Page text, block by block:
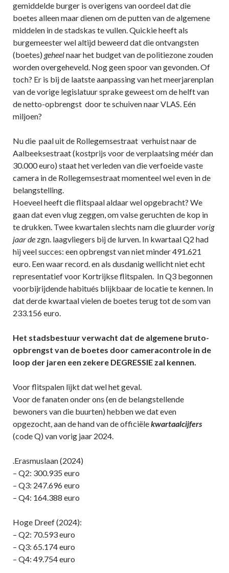
gemiddelde burger is overigens van oordeel dat die
boetes alleen maar dienen om de putten van de algemene
middelen in de stadskas te vullen. Quickie heeft als
burgemeester wel altijd beweerd dat die ontvangsten
(boetes) geheelnaar het budget van de politiezone zouden
worden overgeheveld. Nog geen spoor van gevonden. Of
toch? Er is bij de laatste aanpassing van het meerjarenplan
van de vorige legislatuur sprake geweest om de helft van
de netto-opbrengst door te schuiven naar VLAS. Eén
miljoen?
Nu die paal uit de Rollegemsestraat verhuist naar de
Aalbeeksestraat (kostprijs voor de verplaatsing méér dan
30.000 euro) staat het verleden van die verfoeide vaste
camera in de Rollegemsestraat momenteel wel even in de
belangstelling.
Hoeveel heeft die flitspaal aldaar wel opgebracht? We
gaan dat even vlug zeggen, om valse geruchten de kop in
te drukken. Twee kwartalen slechts nam die gluurdervorig
jaar de zgn. laagvliegers bij de lurven. In kwartaal Q2 had
hij veel succes: een opbrengst van niet minder 491.621
euro. Een waar record. en als dusdanig wellicht niet echt
representatief voor Kortrijkse flitspalen. In Q3 begonnen
voorbijrijdende habitués blijkbaar de locatie te kennen. In
dat derde kwartaal vielen de boetes terug tot de som van
233.156 euro.
Het stadsbestuur verwacht dat de algemene bruto-
opbrengst van de boetes door cameracontrole in de
loop der jaren een zekere DEGRESSIE zal kennen.
Voor flitspalen lijkt dat wel het geval.
Voor de fanaten onder ons (en de belangstellende
bewoners van die buurten) hebben we dat even
opgezocht, aan de hand van de officiëlekwartaalcijfers
(code Q) van vorig jaar 2024.
.Erasmuslaan (2024)
– Q2: 300.935 euro
– Q3: 247.696 euro
– Q4: 164.388 euro
Hoge Dreef (2024):
– Q2: 70.593 euro
– Q3: 65.174 euro
– Q4: 49.754 euro